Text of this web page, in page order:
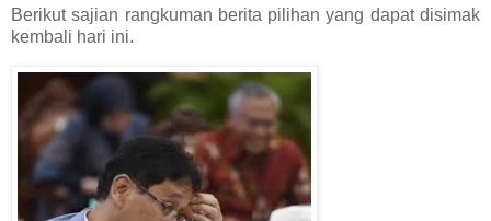
Berikut sajian rangkuman berita pilihan yang dapat disimak
kembali hari ini.